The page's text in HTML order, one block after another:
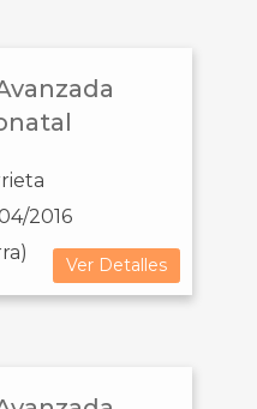
2016
Ver Detalles